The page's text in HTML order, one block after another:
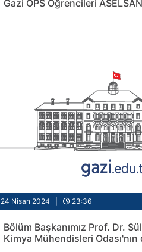
Gazi OPS Öğrencileri
24 Nisan 2024 | 23:36
Bölüm Başkanımız Prof. Dr.
Kimya Mühendisleri